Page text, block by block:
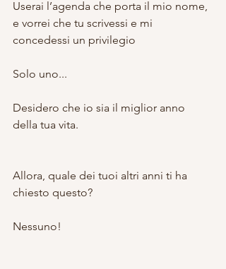
Userai l’agenda che porta il mio nome,
e vorrei che tu scrivessi e mi
concedessi un privilegio
Solo uno...
Desidero che io sia il miglior anno
della tua vita.
Allora, quale dei tuoi altri anni ti ha
chiesto questo?
Nessuno!